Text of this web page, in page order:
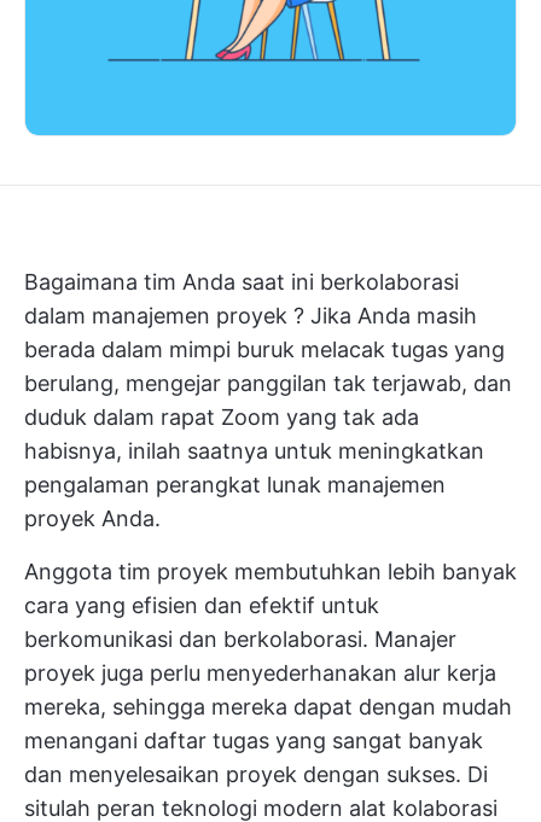
Bagaimana tim Anda saat ini berkolaborasi
dalam manajemen proyek ? Jika Anda masih
berada dalam mimpi buruk melacak tugas yang
berulang, mengejar panggilan tak terjawab, dan
duduk dalam rapat Zoom yang tak ada
habisnya, inilah saatnya untuk meningkatkan
pengalaman perangkat lunak manajemen
proyek Anda.
Anggota tim proyek membutuhkan lebih banyak
cara yang efisien dan efektif untuk
berkomunikasi dan berkolaborasi. Manajer
proyek juga perlu menyederhanakan alur kerja
mereka, sehingga mereka dapat dengan mudah
menangani daftar tugas yang sangat banyak
dan menyelesaikan proyek dengan sukses. Di
situlah peran teknologi modern alat kolaborasi